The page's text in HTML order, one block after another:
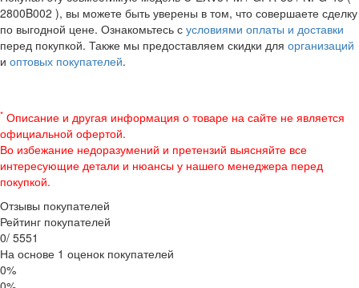
2800B002 ), вы можете быть уверены в том, что совершаете сделку
по выгодной цене. Ознакомьтесь с условиями оплаты и доставки
перед покупкой. Также мы предоставляем скидки для организаций
и оптовых покупателей.
* Описание и другая информация о товаре на сайте не является
официальной офертой.
Во избежание недоразумений и претензий выясняйте все
интересующие детали и нюансы у нашего менеджера перед
покупкой.
Отзывы покупателей
Рейтинг покупателей
0/ 5551
На основе 1 оценок покупателей
0%